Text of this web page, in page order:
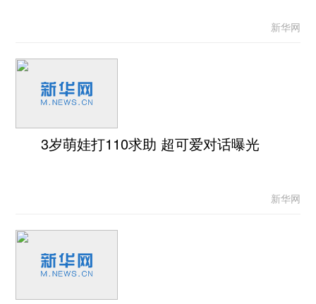
新华网
3岁萌娃打110求助 超可爱对话曝光
新华网